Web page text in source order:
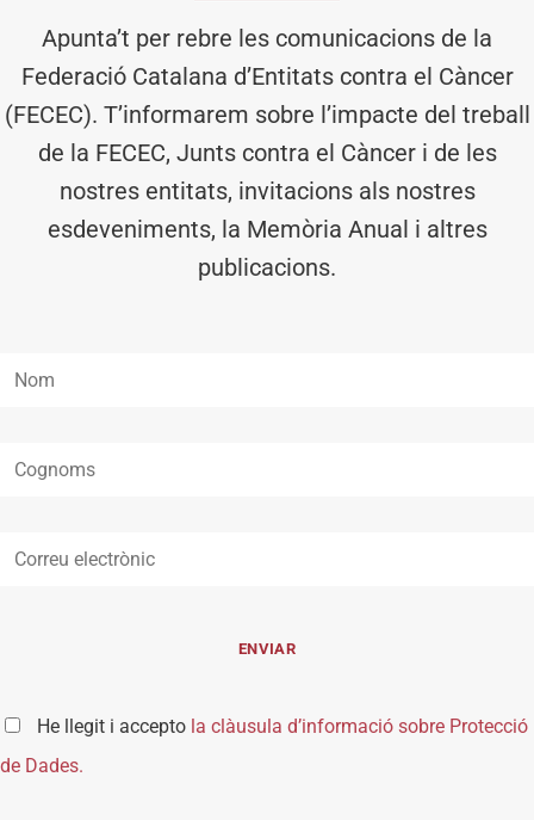
Apunta’t per rebre les comunicacions de la
Federació Catalana d’Entitats contra el Càncer
(FECEC). T’informarem sobre l’impacte del treball
de la FECEC, Junts contra el Càncer i de les
nostres entitats, invitacions als nostres
esdeveniments, la Memòria Anual i altres
publicacions.
He llegit i accepto la clàusula d’informació sobre Protecció
de Dades.